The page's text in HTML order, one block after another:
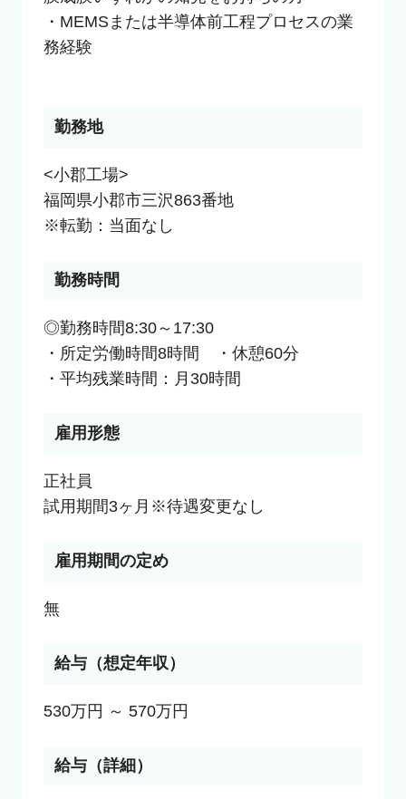
・MEMSまたは半導体前工程プロセスの業
務経験
勤務地
<小郡工場>
福岡県小郡市三沢863番地
※転勤：当面なし
勤務時間
◎勤務時間8:30～17:30
・所定労働時間8時間　・休憩60分
・平均残業時間：月30時間
雇用形態
正社員
試用期間3ヶ月※待遇変更なし
雇用期間の定め
無
給与（想定年収）
530万円 ～ 570万円
給与（詳細）